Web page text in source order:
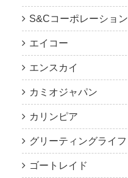
S&Cコーポレーション
エイコー
エンスカイ
カミオジャパン
カリンピア
グリーティングライフ
ゴートレイド